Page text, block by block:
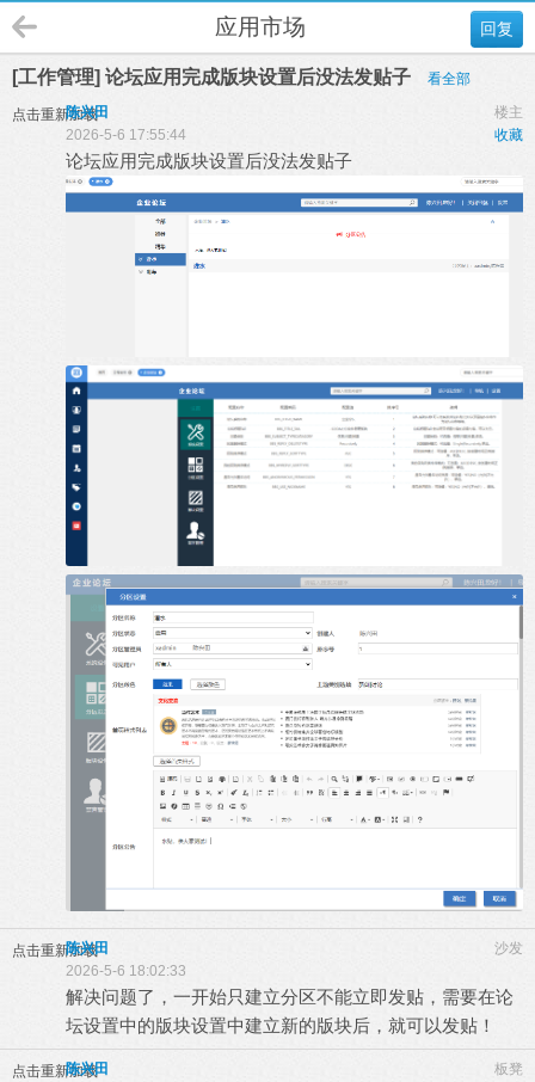
回复
应用市场
[工作管理] 论坛应用完成版块设置后没法发贴子 看全部
点击重新加载 楼主
陈兴田
收藏
2026-5-6 17:55:44
论坛应用完成版块设置后没法发贴子
点击重新加载 沙发
陈兴田
2026-5-6 18:02:33
解决问题了，一开始只建立分区不能立即发贴，需要在论
坛设置中的版块设置中建立新的版块后，就可以发贴！
点击重新加载 板凳
陈兴田